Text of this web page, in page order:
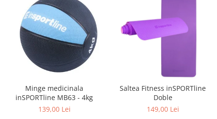
Minge medicinala
inSPORTline MB63 - 4kg
139,00 Lei
Saltea Fitness inSPORTline
Doble
149,00 Lei